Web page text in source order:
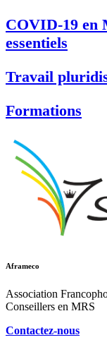
COVID-19 en
essentiels
Travail
Formations
Aframeco
Association
Conseillers en MRS
Contactez-nous